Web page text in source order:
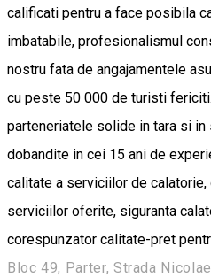
calificati pentru a face posibila
imbatabile, profesionalismul
nostru fata de angajamentele
cu peste 50 000 de turisti
parteneriatele solide in tara si
dobandite in cei 15 ani de
calitate a serviciilor de
serviciilor oferite, siguranta
corespunzator calitate-pret